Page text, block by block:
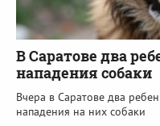
В Саратове два
нападения собаки
Вчера в Саратове два
нападения на них собаки